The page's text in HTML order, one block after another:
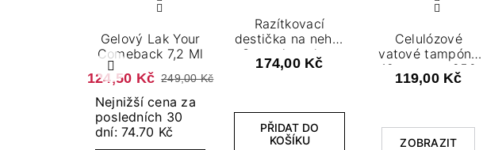
Předchozí
Gelový Lak Your
Comeback 7,2 Ml
124,50 Kč 249,00 Kč
Nejnižší cena za
posledních 30
dní: 74.70 Kč
Razítkovací
destička na nehty
Stamping plate
06
174,00 Kč
PŘIDAT DO
KOŠÍKU
Celulózové
vatové tampóny
12 vrstev - 250
ks.
119,00 Kč
ZOBRAZIT